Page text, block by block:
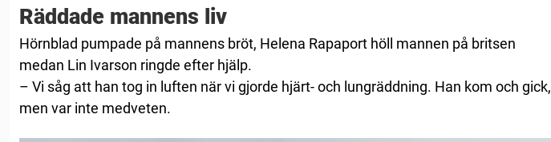
Räddade mannens liv
Hörnblad pumpade på mannens bröt, Helena Rapaport höll mannen på britsen
medan Lin Ivarson ringde efter hjälp.
– Vi såg att han tog in luften när vi gjorde hjärt- och lungräddning. Han kom och gick,
men var inte medveten.